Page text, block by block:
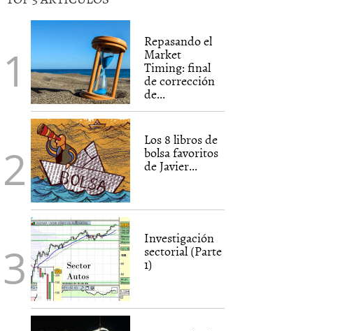
Repasando el
Market
Timing: final
de corrección
de...
Los 8 libros de
bolsa favoritos
de Javier...
Investigación
sectorial (Parte
1)